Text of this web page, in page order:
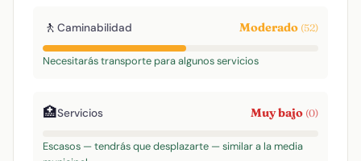
🚶 Caminabilidad Moderado (52)
Necesitarás transporte para algunos servicios
🏥Servicios Muy bajo (0)
Escasos — tendrás que desplazarte — similar a la media